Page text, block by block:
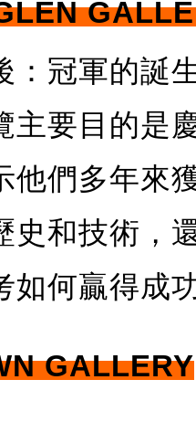
：冠軍的誕
主要目的是
他們多年來
史和技術，
如何贏得成
GALLERY